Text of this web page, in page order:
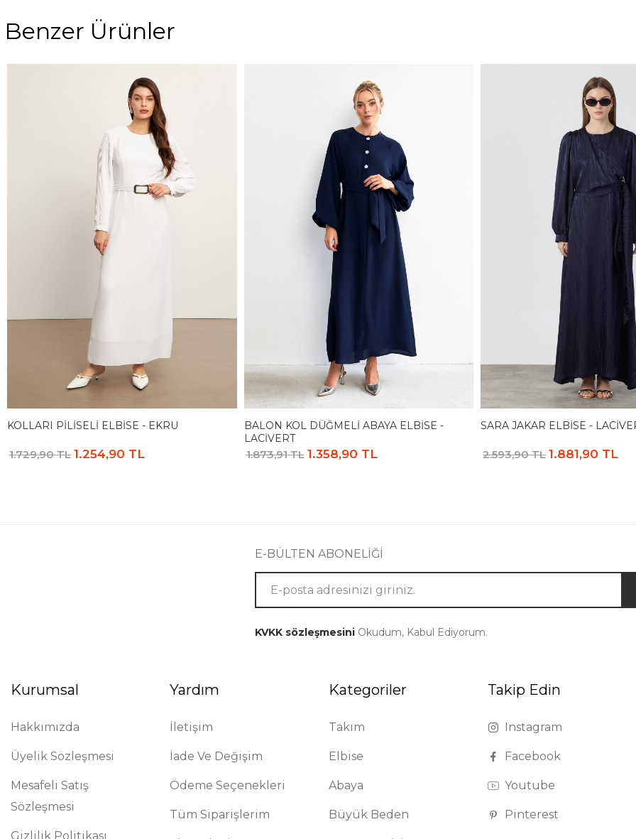
Benzer Ürünler
KOLLARI PILISELI ELBISE - EKRU
1.729,90 TL 1.254,90 TL
BALON KOL DÜĞMELI ABAYA ELBISE -
LACIVERT
1.873,91 TL 1.358,90 TL
SARA JAKAR ELBISE -
2.593,90 TL 1.881,90 TL
E-BÜLTEN ABONELİĞİ
KVKK sözleşmesiniOkudum, Kabul Ediyorum.
Kurumsal
Hakkımızda
Üyelik Sözleşmesi
Mesafeli Satış
Sözleşmesi
Gizlilik Politikası
Yardım
İletişim
İade Ve Değişim
Ödeme Seçenekleri
Tüm Siparişlerim
Kategoriler
Takım
Elbise
Abaya
Büyük Beden
Takip Edin
Instagram
Facebook
Youtube
Pinterest